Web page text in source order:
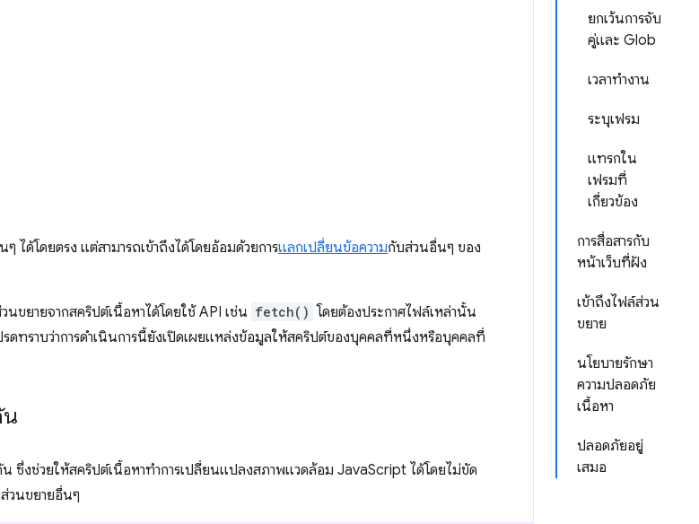
ยกเว้นการจับ
คู่และ Glob
เวลาทำงาน
ระบุเฟรม
แทรกใน
เฟรมที่
เกี่ยวข้อง
การสื่อสารกับ
หน้าเว็บที่ฝัง
เข้าถึงไฟล์ส่วน
ขยาย
นโยบายรักษา
ความปลอดภัย
เนื้อหา
ปลอดภัยอยู่
เสมอ
ได้โดยตรง แต่สามารถเข้าถึงได้โดยอ้อมด้วยการแลกเปลี่ยนข้อความกับส่วนอื่นๆ ของ
ขยายจากสคริปต์เนื้อหาได้โดยใช้ API เช่น fetch() โดยต้องประกาศไฟล์เหล่านั้น
รดทราบว่าการดำเนินการนี้ยังเปิดเผยแหล่งข้อมูลให้สคริปต์ของบุคคลที่หนึ่งหรือบุคคลที่
น
ซึ่งช่วยให้สคริปต์เนื้อหาทำการเปลี่ยนแปลงสภาพแวดล้อม JavaScript ได้โดยไม่ขัด
วนขยายอื่นๆ